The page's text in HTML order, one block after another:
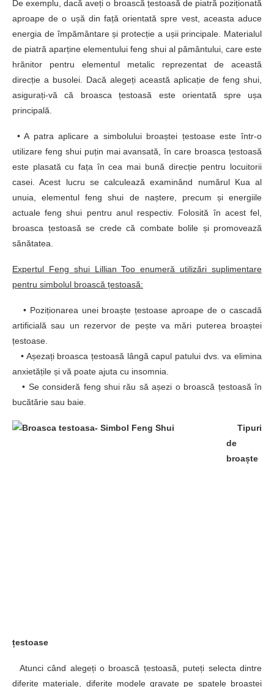
De exemplu, dacă aveți o broască țestoasă de piatră poziționată
aproape de o ușă din față orientată spre vest, aceasta aduce
energia de împământare și protecție a ușii principale. Materialul
de piatră aparține elementului feng shui al pământului, care este
hrănitor pentru elementul metalic reprezentat de această
direcție a busolei. Dacă alegeți această aplicație de feng shui,
asigurați-vă că broasca țestoasă este orientată spre ușa
principală.
• A patra aplicare a simbolului broaștei țestoase este într-o
utilizare feng shui puțin mai avansată, în care broasca țestoasă
este plasată cu fața în cea mai bună direcție pentru locuitorii
casei. Acest lucru se calculează examinând numărul Kua al
unuia, elementul feng shui de naștere, precum și energiile
actuale feng shui pentru anul respectiv. Folosită în acest fel,
broasca țestoasă se crede că combate bolile și promovează
sănătatea.
Expertul Feng shui Lillian Too enumeră utilizări suplimentare
pentru simbolul broască țestoasă:
• Poziționarea unei broaște țestoase aproape de o cascadă
artificială sau un rezervor de pește va mări puterea broaștei
țestoase.
• Așezați broasca țestoasă lângă capul patului dvs. va elimina
anxietățile și vă poate ajuta cu insomnia.
• Se consideră feng shui rău să așezi o broască țestoasă în
bucătărie sau baie.
Tipuri
de
broaște
țestoase
Atunci când alegeți o broască țestoasă, puteți selecta dintre
diferite materiale, diferite modele gravate pe spatele broaștei